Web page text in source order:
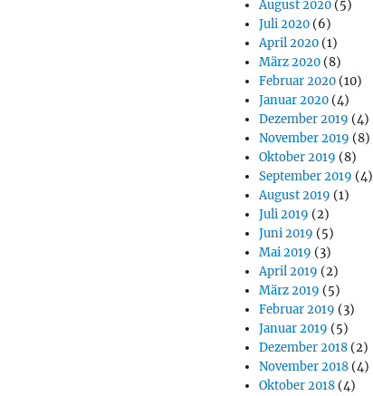
August 2020 (5)
Juli 2020 (6)
April 2020 (1)
März 2020 (8)
Februar 2020 (10)
Januar 2020 (4)
Dezember 2019 (4)
November 2019 (8)
Oktober 2019 (8)
September 2019 (4)
August 2019 (1)
Juli 2019 (2)
Juni 2019 (5)
Mai 2019 (3)
April 2019 (2)
März 2019 (5)
Februar 2019 (3)
Januar 2019 (5)
Dezember 2018 (2)
November 2018 (4)
Oktober 2018 (4)